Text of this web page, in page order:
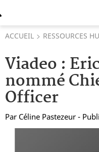
ACCUEIL RESSOURCES
Viadeo :
nommé
Officer
Par Céline Pastezeur -